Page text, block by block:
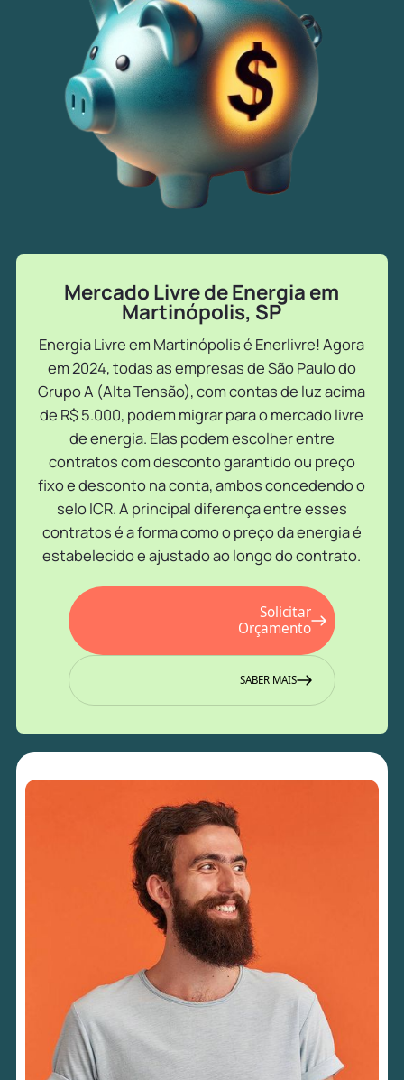
Mercado Livre de Energia em
Martinópolis, SP
Energia Livre em Martinópolis é Enerlivre! Agora
em 2024, todas as empresas de São Paulo do
Grupo A (Alta Tensão), com contas de luz acima
de R$ 5.000, podem migrar para o mercado livre
de energia. Elas podem escolher entre
contratos com desconto garantido ou preço
fixo e desconto na conta, ambos concedendo o
selo ICR. A principal diferença entre esses
contratos é a forma como o preço da energia é
estabelecido e ajustado ao longo do contrato.
Solicitar
Orçamento
SABER MAIS